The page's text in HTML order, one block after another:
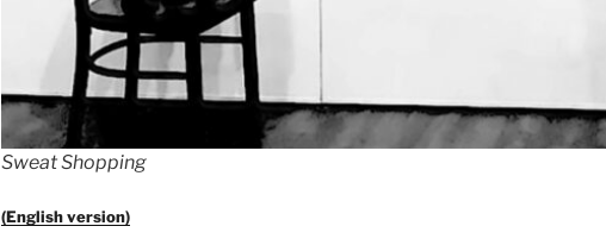
Sweat Shopping
(English version)